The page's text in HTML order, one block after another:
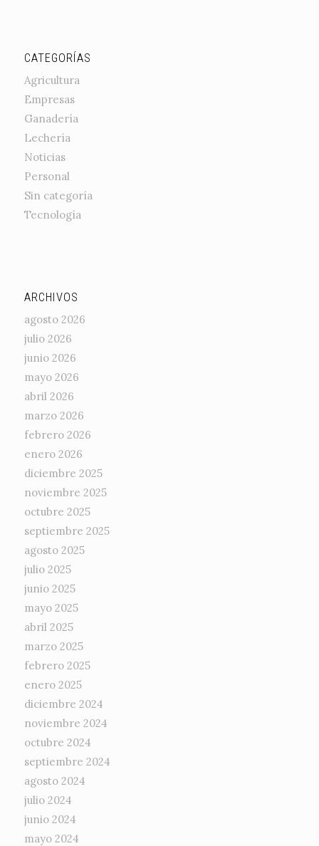
CATEGORÍAS
Agricultura
Empresas
Ganadería
Lechería
Noticias
Personal
Sin categoría
Tecnología
ARCHIVOS
agosto 2026
julio 2026
junio 2026
mayo 2026
abril 2026
marzo 2026
febrero 2026
enero 2026
diciembre 2025
noviembre 2025
octubre 2025
septiembre 2025
agosto 2025
julio 2025
junio 2025
mayo 2025
abril 2025
marzo 2025
febrero 2025
enero 2025
diciembre 2024
noviembre 2024
octubre 2024
septiembre 2024
agosto 2024
julio 2024
junio 2024
mayo 2024